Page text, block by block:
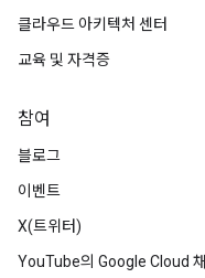
클라우드 아키텍처 센터
교육 및 자격증
참여
블로그
이벤트
X(트위터)
YouTube의 Google Cloud